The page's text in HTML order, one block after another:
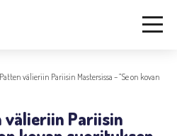
välieriin Pariisin Mastersissa – ”Se on kovan
Pariisin